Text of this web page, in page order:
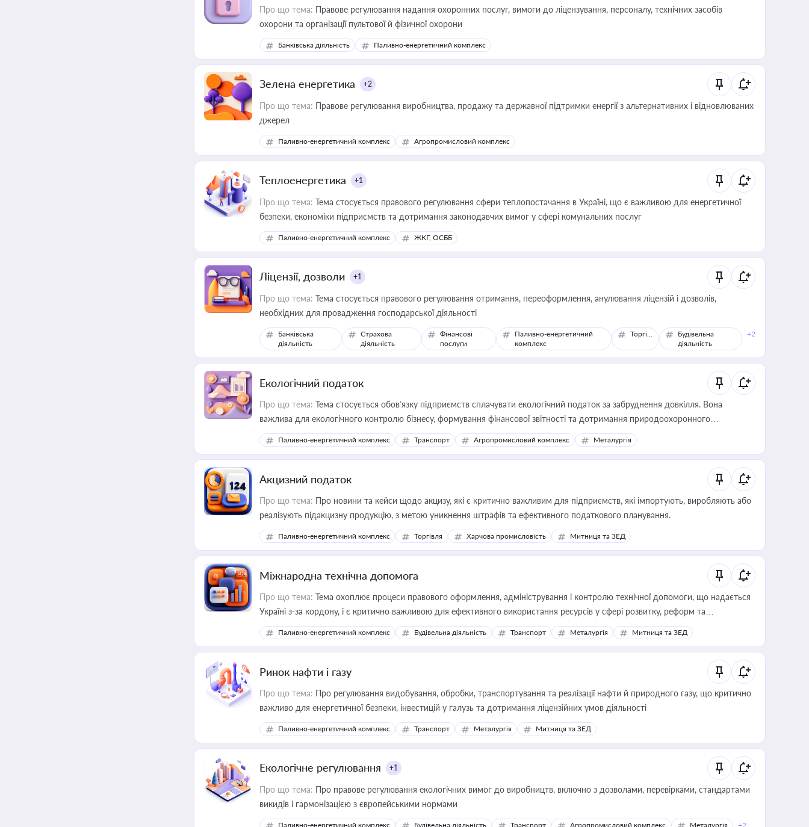
Про що тема: Правове регулювання надання охоронних послуг, вимоги до ліцензування, персоналу, технічних засобів
охорони та організації пультової й фізичної охорони
Банківська діяльність Паливно-енергетичний комплекс
Зелена енергетика +2
Про що тема: Правове регулювання виробництва, продажу та державної підтримки енергії з альтернативних і відновлюваних
джерел
Паливно-енергетичний комплекс Агропромисловий комплекс
Теплоенергетика +1
Про що тема: Тема стосується правового регулювання сфери теплопостачання в Україні, що є важливою для енергетичної
безпеки, економіки підприємств та дотримання законодавчих вимог у сфері комунальних послуг
Паливно-енергетичний комплекс ЖКГ, ОСББ
Ліцензії, дозволи +1
Про що тема: Тема стосується правового регулювання отримання, переоформлення, анулювання ліцензій і дозволів,
необхідних для провадження господарської діяльності
Банківська
діяльність
Страхова
діяльність
Фінансові
послуги
Паливно-енергетичний
комплекс
Торгівля
Будівельна
діяльність
+2
Екологічний податок
Про що тема: Тема стосується обов’язку підприємств сплачувати екологічний податок за забруднення довкілля. Вона
важлива для екологічного контролю бізнесу, формування фінансової звітності та дотримання природоохоронного
законодавства
Паливно-енергетичний комплекс Транспорт Агропромисловий комплекс Металургія
Акцизний податок
Про що тема: Про новини та кейси щодо акцизу, які є критично важливим для підприємств, які імпортують, виробляють або
реалізують підакцизну продукцію, з метою уникнення штрафів та ефективного податкового планування.
Паливно-енергетичний комплекс Торгівля Харчова промисловість Митниця та ЗЕД
Міжнародна технічна допомога
Про що тема: Тема охоплює процеси правового оформлення, адміністрування і контролю технічної допомоги, що надається
Україні з-за кордону, і є критично важливою для ефективного використання ресурсів у сфері розвитку, реформ та
інфраструктурних проєктів
Паливно-енергетичний комплекс Будівельна діяльність Транспорт Металургія Митниця та ЗЕД
Ринок нафти і газу
Про що тема: Про регулювання видобування, обробки, транспортування та реалізації нафти й природного газу, що критично
важливо для енергетичної безпеки, інвестицій у галузь та дотримання ліцензійних умов діяльності
Паливно-енергетичний комплекс Транспорт Металургія Митниця та ЗЕД
Екологічне регулювання +1
Про що тема: Про правове регулювання екологічних вимог до виробництв, включно з дозволами, перевірками, стандартами
викидів і гармонізацією з європейськими нормами
Паливно-енергетичний комплекс Будівельна діяльність Транспорт Агропромисловий комплекс Металургія +2